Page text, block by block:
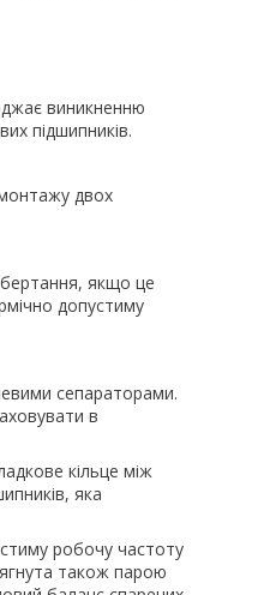
виникненню
підшипників.
двох
якщо це
допустиму
сепараторами.
в
кільце між
яка
робочу частоту
також парою